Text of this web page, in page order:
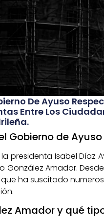
De Ayuso
Entre Los
Gobierno de
presidenta Isabel
González Amador.
ha suscitado
Amador y qué